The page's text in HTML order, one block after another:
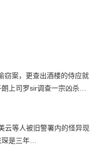
窃案，更查出酒楼的侍应就
上司罗sir调查一宗凶杀…
云等人被旧警署内的怪异现
是三年…